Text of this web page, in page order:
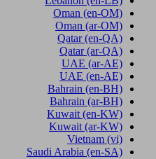
Oman (en-OM)
Oman (ar-OM)
Qatar (en-QA)
Qatar (ar-QA)
UAE (ar-AE)
UAE (en-AE)
Bahrain (en-BH)
Bahrain (ar-BH)
Kuwait (en-KW)
Kuwait (ar-KW)
Vietnam (vi)
Saudi Arabia (en-SA)